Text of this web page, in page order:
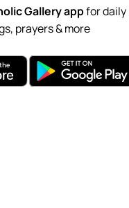
Gallery appfor daily
prayers & more